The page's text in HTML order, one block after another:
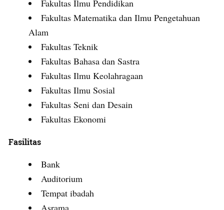
Fakultas Ilmu Pendidikan
Fakultas Matematika dan Ilmu Pengetahuan
Alam
Fakultas Teknik
Fakultas Bahasa dan Sastra
Fakultas Ilmu Keolahragaan
Fakultas Ilmu Sosial
Fakultas Seni dan Desain
Fakultas Ekonomi
Fasilitas
Bank
Auditorium
Tempat ibadah
Asrama